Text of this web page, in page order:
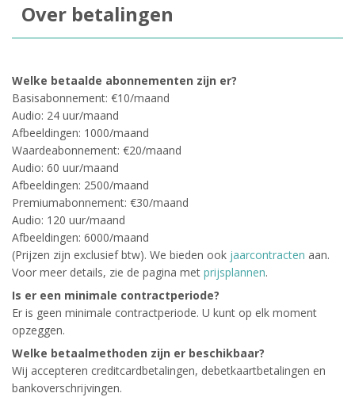
Over betalingen
Welke betaalde abonnementen zijn er?
Basisabonnement: €10/maand
Audio: 24 uur/maand
Afbeeldingen: 1000/maand
Waardeabonnement: €20/maand
Audio: 60 uur/maand
Afbeeldingen: 2500/maand
Premiumabonnement: €30/maand
Audio: 120 uur/maand
Afbeeldingen: 6000/maand
(Prijzen zijn exclusief btw). We bieden ook jaarcontracten aan.
Voor meer details, zie de pagina met prijsplannen.
Is er een minimale contractperiode?
Er is geen minimale contractperiode. U kunt op elk moment
opzeggen.
Welke betaalmethoden zijn er beschikbaar?
Wij accepteren creditcardbetalingen, debetkaartbetalingen en
bankoverschrijvingen.